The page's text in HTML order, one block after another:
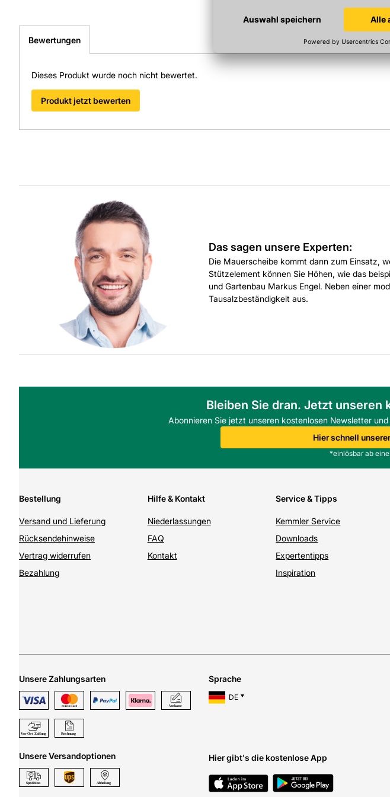
Bewertungen
Dieses Produkt wurde noch nicht bewertet.
Produkt jetzt bewerten
Das sagen unsere Experten:
Die Mauerscheibe kommt dann zum Einsatz,
Stützelement können Sie Höhen, wie das
und Gartenbau Markus Engel. Neben einer
Tausalzbeständigkeit aus.
Bleiben Sie dran. Jetzt
Abonnieren Sie jetzt unseren kostenlosen Newsletter
Hier schnell
*einlösbar ab
Bestellung
Versand und Lieferung
Rücksendehinweise
Vertrag widerrufen
Bezahlung
Hilfe & Kontakt
Niederlassungen
FAQ
Kontakt
Service & Tipps
Kemmler Service
Downloads
Expertentipps
Inspiration
Unsere Zahlungsarten
Unsere Versandoptionen
Sprache
DE
Hier gibt's die kostenlose App